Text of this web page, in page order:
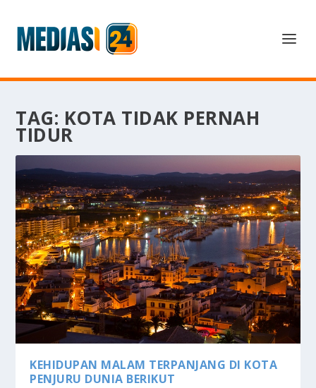
TAG: KOTA TIDAK PERNAH
TIDUR
KEHIDUPAN MALAM TERPANJANG DI KOTA
PENJURU DUNIA BERIKUT